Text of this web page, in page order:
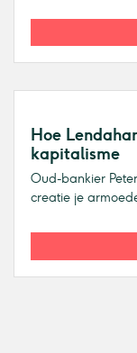
Hoe
kapitalisme
Oud-bankier
creatie je